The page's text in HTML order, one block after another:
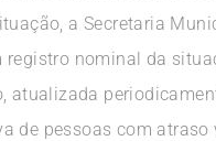
a Secretaria
registro nominal da
atualizada
de pessoas com